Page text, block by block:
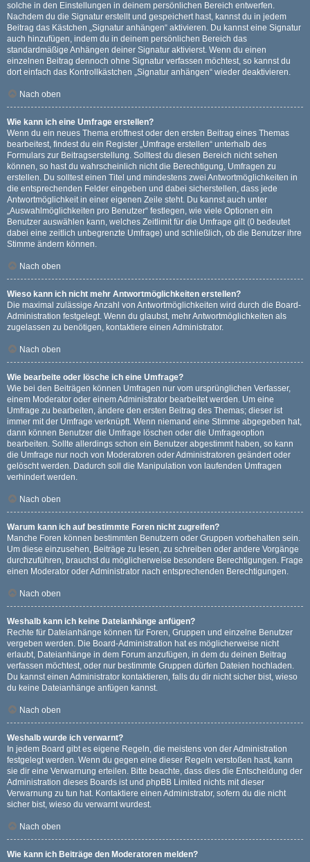
solche in den Einstellungen in deinem persönlichen Bereich entwerfen.
Nachdem du die Signatur erstellt und gespeichert hast, kannst du in jedem
Beitrag das Kästchen „Signatur anhängen“ aktivieren. Du kannst eine Signatur
auch hinzufügen, indem du in deinem persönlichen Bereich das
standardmäßige Anhängen deiner Signatur aktivierst. Wenn du einen
einzelnen Beitrag dennoch ohne Signatur verfassen möchtest, so kannst du
dort einfach das Kontrollkästchen „Signatur anhängen“ wieder deaktivieren.
Nach oben
Wie kann ich eine Umfrage erstellen?
Wenn du ein neues Thema eröffnest oder den ersten Beitrag eines Themas
bearbeitest, findest du ein Register „Umfrage erstellen“ unterhalb des
Formulars zur Beitragserstellung. Solltest du diesen Bereich nicht sehen
können, so hast du wahrscheinlich nicht die Berechtigung, Umfragen zu
erstellen. Du solltest einen Titel und mindestens zwei Antwortmöglichkeiten in
die entsprechenden Felder eingeben und dabei sicherstellen, dass jede
Antwortmöglichkeit in einer eigenen Zeile steht. Du kannst auch unter
„Auswahlmöglichkeiten pro Benutzer“ festlegen, wie viele Optionen ein
Benutzer auswählen kann, welches Zeitlimit für die Umfrage gilt (0 bedeutet
dabei eine zeitlich unbegrenzte Umfrage) und schließlich, ob die Benutzer ihre
Stimme ändern können.
Nach oben
Wieso kann ich nicht mehr Antwortmöglichkeiten erstellen?
Die maximal zulässige Anzahl von Antwortmöglichkeiten wird durch die Board-
Administration festgelegt. Wenn du glaubst, mehr Antwortmöglichkeiten als
zugelassen zu benötigen, kontaktiere einen Administrator.
Nach oben
Wie bearbeite oder lösche ich eine Umfrage?
Wie bei den Beiträgen können Umfragen nur vom ursprünglichen Verfasser,
einem Moderator oder einem Administrator bearbeitet werden. Um eine
Umfrage zu bearbeiten, ändere den ersten Beitrag des Themas; dieser ist
immer mit der Umfrage verknüpft. Wenn niemand eine Stimme abgegeben hat,
dann können Benutzer die Umfrage löschen oder die Umfrageoption
bearbeiten. Sollte allerdings schon ein Benutzer abgestimmt haben, so kann
die Umfrage nur noch von Moderatoren oder Administratoren geändert oder
gelöscht werden. Dadurch soll die Manipulation von laufenden Umfragen
verhindert werden.
Nach oben
Warum kann ich auf bestimmte Foren nicht zugreifen?
Manche Foren können bestimmten Benutzern oder Gruppen vorbehalten sein.
Um diese einzusehen, Beiträge zu lesen, zu schreiben oder andere Vorgänge
durchzuführen, brauchst du möglicherweise besondere Berechtigungen. Frage
einen Moderator oder Administrator nach entsprechenden Berechtigungen.
Nach oben
Weshalb kann ich keine Dateianhänge anfügen?
Rechte für Dateianhänge können für Foren, Gruppen und einzelne Benutzer
vergeben werden. Die Board-Administration hat es möglicherweise nicht
erlaubt, Dateianhänge in dem Forum anzufügen, in dem du deinen Beitrag
verfassen möchtest, oder nur bestimmte Gruppen dürfen Dateien hochladen.
Du kannst einen Administrator kontaktieren, falls du dir nicht sicher bist, wieso
du keine Dateianhänge anfügen kannst.
Nach oben
Weshalb wurde ich verwarnt?
In jedem Board gibt es eigene Regeln, die meistens von der Administration
festgelegt werden. Wenn du gegen eine dieser Regeln verstoßen hast, kann
sie dir eine Verwarnung erteilen. Bitte beachte, dass dies die Entscheidung der
Administration dieses Boards ist und phpBB Limited nichts mit dieser
Verwarnung zu tun hat. Kontaktiere einen Administrator, sofern du die nicht
sicher bist, wieso du verwarnt wurdest.
Nach oben
Wie kann ich Beiträge den Moderatoren melden?